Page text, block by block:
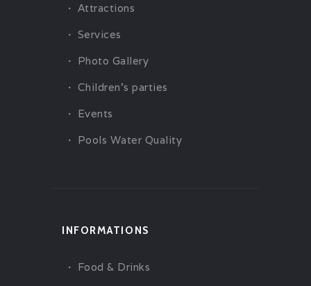
Attractions
Services
Photo Gallery
Children’s parties
Events
Pools Water Quality
INFORMATIONS
Food & Drinks